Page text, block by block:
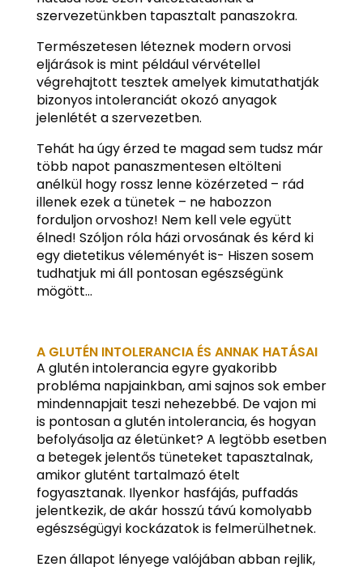
szervezetünkben tapasztalt panaszokra.
Természetesen léteznek modern orvosi
eljárások is mint például vérvétellel
végrehajtott tesztek amelyek kimutathatják
bizonyos intoleranciát okozó anyagok
jelenlétét a szervezetben.
Tehát ha úgy érzed te magad sem tudsz már
több napot panaszmentesen eltölteni
anélkül hogy rossz lenne közérzeted – rád
illenek ezek a tünetek – ne habozzon
forduljon orvoshoz! Nem kell vele együtt
élned! Szóljon róla házi orvosának és kérd ki
egy dietetikus véleményét is- Hiszen sosem
tudhatjuk mi áll pontosan egészségünk
mögött…
A GLUTÉN INTOLERANCIA ÉS ANNAK HATÁSAI
A glutén intolerancia egyre gyakoribb
probléma napjainkban, ami sajnos sok ember
mindennapjait teszi nehezebbé. De vajon mi
is pontosan a glutén intolerancia, és hogyan
befolyásolja az életünket? A legtöbb esetben
a betegek jelentős tüneteket tapasztalnak,
amikor glutént tartalmazó ételt
fogyasztanak. Ilyenkor hasfájás, puffadás
jelentkezik, de akár hosszú távú komolyabb
egészségügyi kockázatok is felmerülhetnek.
Ezen állapot lényege valójában abban rejlik,